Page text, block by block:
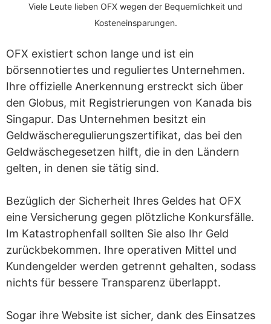
Viele Leute lieben OFX wegen der Bequemlichkeit und
Kosteneinsparungen.
OFX existiert schon lange und ist ein
börsennotiertes und reguliertes Unternehmen.
Ihre offizielle Anerkennung erstreckt sich über
den Globus, mit Registrierungen von Kanada bis
Singapur. Das Unternehmen besitzt ein
Geldwäscheregulierungszertifikat, das bei den
Geldwäschegesetzen hilft, die in den Ländern
gelten, in denen sie tätig sind.
Bezüglich der Sicherheit Ihres Geldes hat OFX
eine Versicherung gegen plötzliche Konkursfälle.
Im Katastrophenfall sollten Sie also Ihr Geld
zurückbekommen. Ihre operativen Mittel und
Kundengelder werden getrennt gehalten, sodass
nichts für bessere Transparenz überlappt.
Sogar ihre Website ist sicher, dank des Einsatzes